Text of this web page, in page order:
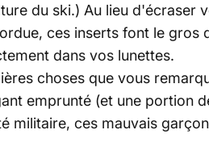
du ski.) Au lieu d'écraser
ces inserts font le
dans vos lunettes.
choses que vous
emprunté (et une portion
militaire, ces mauvais